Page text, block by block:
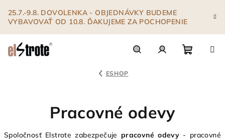
obsah
25.7.-9.8. DOVOLENKA - OBJEDNÁVKY BUDEME
VYBAVOVAŤ OD 10.8. ĎAKUJEME ZA POCHOPENIE
ESHOP
Pracovné odevy
Spoločnosť Elstrote zabezpečuje pracovné odevy - pracovné